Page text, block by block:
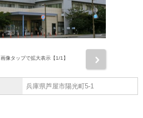
画像タップで拡大表示【1/1】
兵庫県芦屋市陽光町5-1